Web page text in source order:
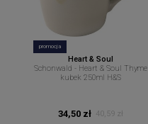
promocja
Heart & Soul
Schonwald - Heart & Soul Thyme
kubek 250ml H&S
34,50 zł
40,59 zł